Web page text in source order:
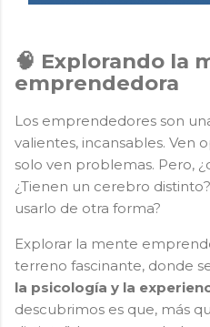
🧠 Explorando la
emprendedora
Los emprendedores son
valientes, incansables. Ven
solo ven problemas. Pero,
¿Tienen un cerebro
usarlo de otra forma?
Explorar la mente
terreno fascinante, donde
la psicología y la
descubrimos es que, más